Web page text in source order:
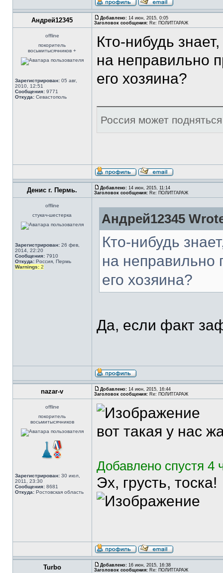
Андрей12345 Добавлено: 14 июн, 2015, 0:05
Заголовок сообщения: Re: ПОЛИТГАРАЖ
offline
покоритель
восьмитысячников +
Зарегистрирован: 05 авг,
2010, 12:51
Сообщения: 9771
Откуда: Севастополь
Кто-нибудь
на неправильно
его хозяина?
Россия может
Денис г. Пермь. Добавлено: 14 июн, 2015, 11:14
Заголовок сообщения: Re: ПОЛИТГАРАЖ
offline
стукач-шестерка
Зарегистрирован: 26 фев,
2014, 22:20
Сообщения: 7910
Откуда: Россия, Пермь
Warnings: 2
Андрей12345
Кто-нибудь
на неправильно
его хозяина?
Да, если факт
nazar-v Добавлено: 14 июн, 2015, 16:44
Заголовок сообщения: Re: ПОЛИТГАРАЖ
offline
покоритель
восьмитысячников
Зарегистрирован: 30 июл,
2011, 23:30
Сообщения: 8681
Откуда: Ростовская область
вот такая у нас
Добавлено спустя 4
Эх, грусть, тоска!
Turbo Добавлено: 16 июн, 2015, 16:38
Заголовок сообщения: Re: ПОЛИТГАРАЖ